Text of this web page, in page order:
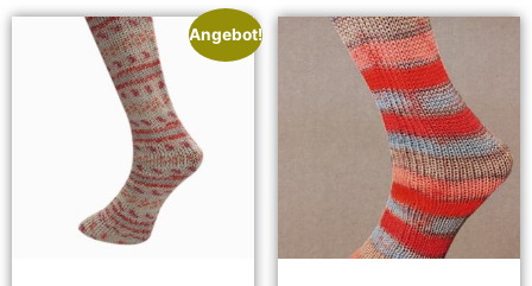
Angebot!